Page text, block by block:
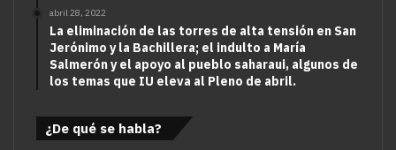
abril 28, 2022
La eliminación de las torres de alta tensión en San
Jerónimo y la Bachillera; el indulto a María
Salmerón y el apoyo al pueblo saharaui, algunos de
los temas que IU eleva al Pleno de abril.
¿De qué se habla?